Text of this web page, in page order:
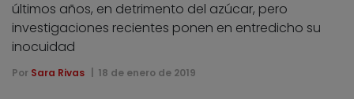
últimos años, en detrimento del azúcar, pero
investigaciones recientes ponen en entredicho su
inocuidad
Por Sara Rivas 18 de enero de 2019